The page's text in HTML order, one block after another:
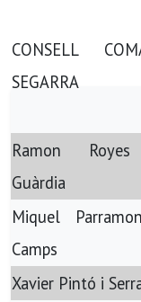
CONSELL
SEGARRA
Ramon
Guàrdia
Miquel
Camps
Xavier Pintó i